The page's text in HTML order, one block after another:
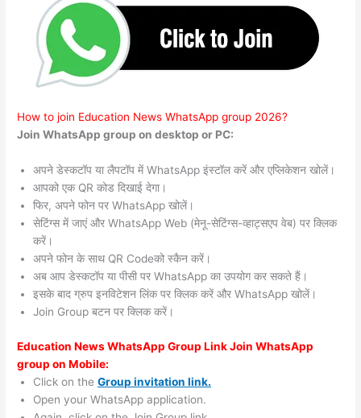
How to join Education News WhatsApp group 2026?
Join WhatsApp group on desktop or PC:
अपने डेस्कटॉप या लैपटॉप में WhatsApp इंस्टॉल करें और एप्लिकेशन खोलें।
आपको एक QR कोड दिखाई देगा।
फिर, अपने फोन पर WhatsApp खोलें।
सेटिंग्स में जाएं और WhatsApp Web (मेनू-सेटिंग्स-व्हाट्सएप वेब) पर क्लिक
करें।
अपने फोन के साथ QR Codeको स्कैन करें।
अब आप डेस्कटॉप या पीसी पर WhatsApp का उपयोग कर सकते हैं।
इसके बाद ग्रुप इनविटेशन लिंक पर क्लिक करें और WhatsApp खोलें।
Join Group बटन पर क्लिक करें।
Education News WhatsApp Group Link Join WhatsApp
group on Mobile:
Click on theGroup invitation link.
Open your WhatsApp application.